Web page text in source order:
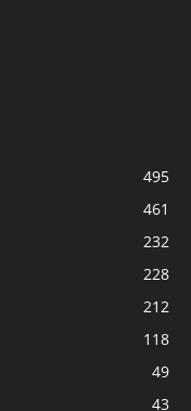
495
461
232
228
212
118
49
43